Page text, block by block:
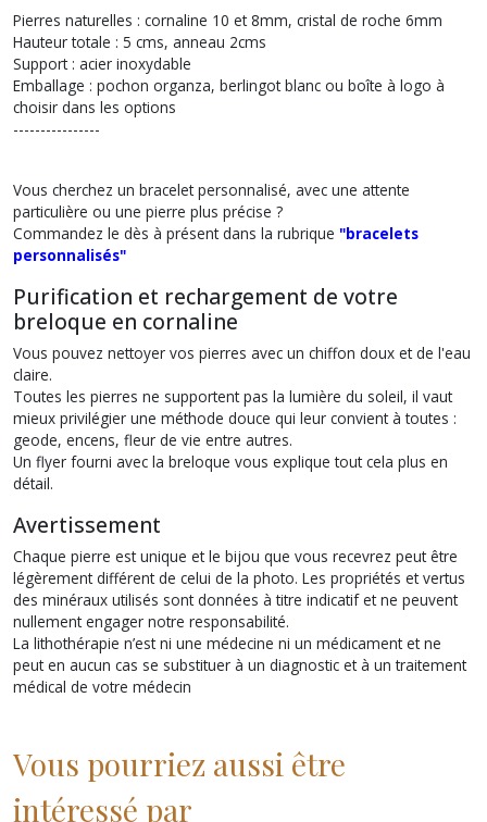
Pierres naturelles : cornaline 10 et 8mm, cristal de roche 6mm
Hauteur totale : 5 cms, anneau 2cms
Support : acier inoxydable
Emballage : pochon organza, berlingot blanc ou boîte à logo à
choisir dans les options
----------------
Vous cherchez un bracelet personnalisé, avec une attente
particulière ou une pierre plus précise ?
Commandez le dès à présent dans la rubrique "bracelets
personnalisés"
Purification et rechargement de votre
breloque en cornaline
Vous pouvez nettoyer vos pierres avec un chiffon doux et de l'eau
claire.
Toutes les pierres ne supportent pas la lumière du soleil, il vaut
mieux privilégier une méthode douce qui leur convient à toutes :
geode, encens, fleur de vie entre autres.
Un flyer fourni avec la breloque vous explique tout cela plus en
détail.
Avertissement
Chaque pierre est unique et le bijou que vous recevrez peut être
légèrement différent de celui de la photo. Les propriétés et vertus
des minéraux utilisés sont données à titre indicatif et ne peuvent
nullement engager notre responsabilité.
La lithothérapie n’est ni une médecine ni un médicament et ne
peut en aucun cas se substituer à un diagnostic et à un traitement
médical de votre médecin
Vous pourriez aussi être
intéressé par